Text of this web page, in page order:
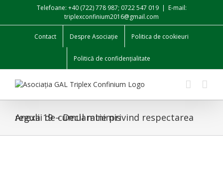
content
Telefoane: +40 (722) 778 987; 0722 547 019 | E-mail:
triplexconfinium2016@gmail.com
Contact Despre Asociație Politica de cookieuri
Politică de confidențialitate
Anexa 19 – Declaratie privind respectarea regulii de cumul minimis